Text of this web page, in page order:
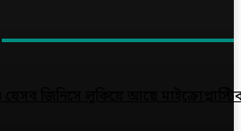
জিনিসে লুকিয়ে আছে